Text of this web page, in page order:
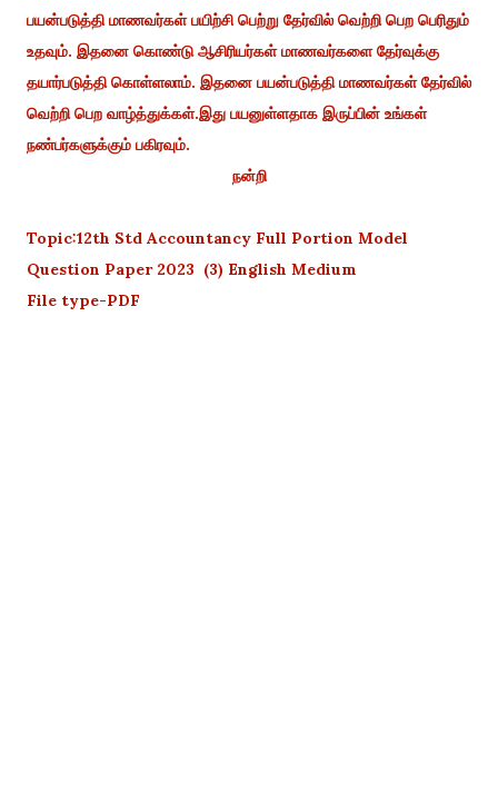
பயன்படுத்தி மாணவர்கள் பயிற்சி பெற்று தேர்வில் வெற்றி பெற பெரிதும்
உதவும். இதனை கொண்டு ஆசிரியர்கள் மாணவர்களை தேர்வுக்கு
தயார்படுத்தி கொள்ளலாம். இதனை பயன்படுத்தி மாணவர்கள் தேர்வில்
வெற்றி பெற வாழ்த்துக்கள்.இது பயனுள்ளதாக இருப்பின் உங்கள்
நண்பர்களுக்கும் பகிரவும்.
நன்றி
Topic:12th Std Accountancy Full Portion Model
Question Paper 2023 (3) English Medium
File type-PDF